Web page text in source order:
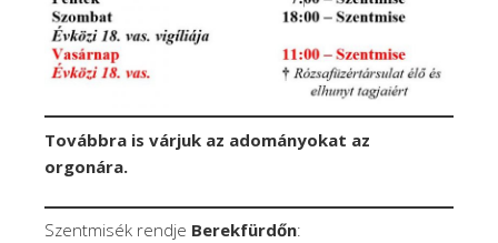
Továbbra is várjuk az adományokat az
orgonára.
Szentmisék rendje Berekfürdőn: